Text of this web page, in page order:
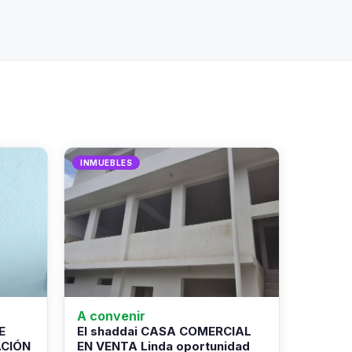
INMUEBLES
A convenir
El shaddai CASA COMERCIAL
EN VENTA Linda oportunidad